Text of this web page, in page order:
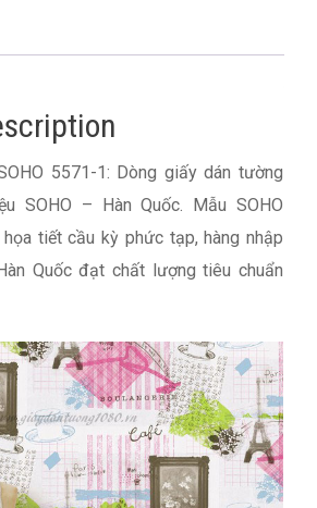
5571-1: Dòng giấy dán tường
SOHO – Hàn Quốc. Mẫu SOHO
tiết cầu kỳ phức tạp, hàng nhập
Quốc đạt chất lượng tiêu chuẩn